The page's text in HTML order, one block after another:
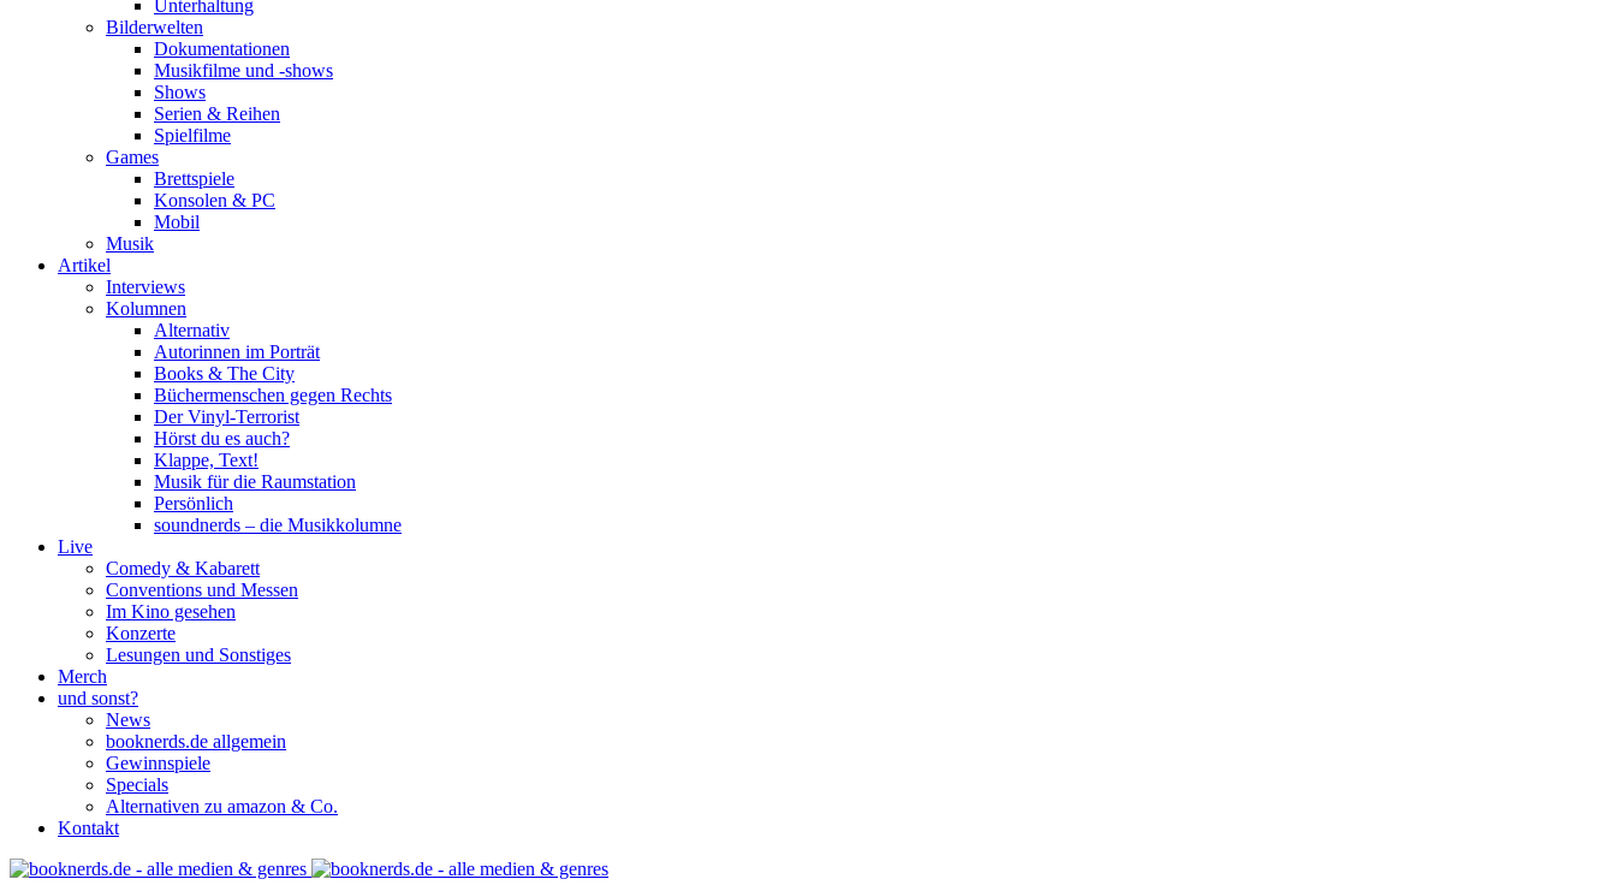
Unterhaltung
Bilderwelten
Dokumentationen
Musikfilme und -shows
Shows
Serien & Reihen
Spielfilme
Games
Brettspiele
Konsolen & PC
Mobil
Musik
Artikel
Interviews
Kolumnen
Alternativ
Autorinnen im Porträt
Books & The City
Büchermenschen gegen Rechts
Der Vinyl-Terrorist
Hörst du es auch?
Klappe, Text!
Musik für die Raumstation
Persönlich
soundnerds – die Musikkolumne
Live
Comedy & Kabarett
Conventions und Messen
Im Kino gesehen
Konzerte
Lesungen und Sonstiges
Merch
und sonst?
News
booknerds.de allgemein
Gewinnspiele
Specials
Alternativen zu amazon & Co.
Kontakt